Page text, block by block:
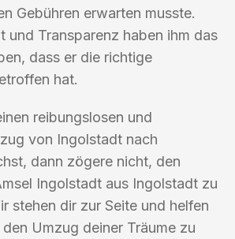
Gebühren erwarten musste.
und Transparenz haben ihm das
dass er die richtige
hat.
reibungslosen und
von Ingolstadt nach
dann zögere nicht, den
Ingolstadt aus Ingolstadt zu
stehen dir zur Seite und helfen
Umzug deiner Träume zu